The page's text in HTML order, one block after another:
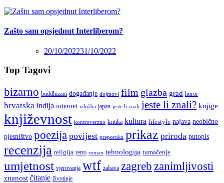
Zašto sam opsjednut Interliberom?
20/10/202231/10/2022
Top Tagovi
bizarno buddhizam događanje dojmovi film glazba grad horor
hrvatska indija internet izložba japan jeste li znali jeste li znali? knjige
književnost kontroverzno kritika kultura lifestyle najava neobično
pjesništvo poezija povijest preporuka prikaz priroda putopis
recenzija religija retro roman tehnologija tumačenje
umjetnost vjerovanja wtf zabava zagreb zanimljivosti
znanost čitanje životinje